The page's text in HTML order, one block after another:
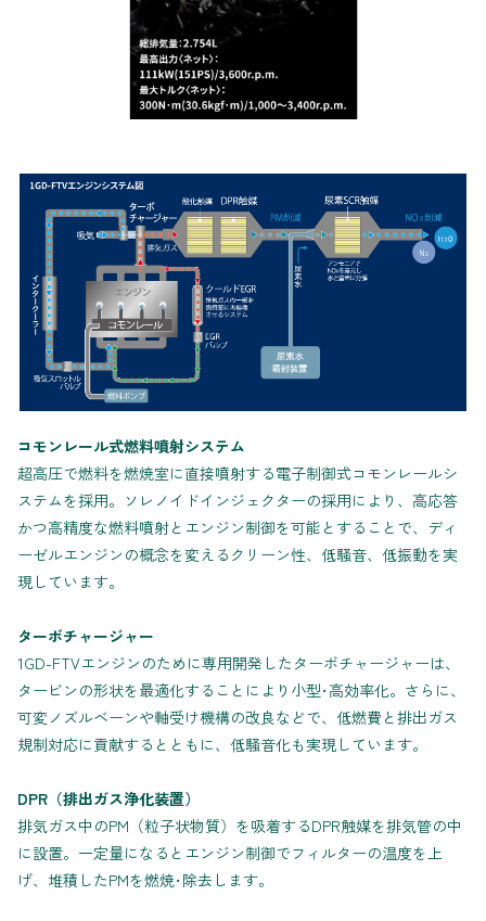
コモンレール式燃料噴射システム
超高圧で燃料を燃焼室に直接噴射する電子制御式コモンレールシ
ステムを採用。ソレノイドインジェクターの採用により、高応答
かつ高精度な燃料噴射とエンジン制御を可能とすることで、ディ
ーゼルエンジンの概念を変えるクリーン性、低騒音、低振動を実
現しています。
ターボチャージャー
1GD-FTVエンジンのために専用開発したターボチャージャーは、
タービンの形状を最適化することにより小型･高効率化。さらに、
可変ノズルベーンや軸受け機構の改良などで、低燃費と排出ガス
規制対応に貢献するとともに、低騒音化も実現しています。
DPR（排出ガス浄化装置）
排気ガス中のPM（粒子状物質）を吸着するDPR触媒を排気管の中
に設置。一定量になるとエンジン制御でフィルターの温度を上
げ、堆積したPMを燃焼･除去します。